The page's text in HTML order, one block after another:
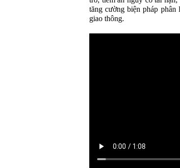
tăng cường biện pháp
giao thông.